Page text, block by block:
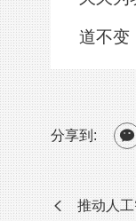
道不变
分享到:
推动人工